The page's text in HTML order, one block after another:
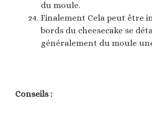
du moule.
Finalement Cela peut être
bords du cheesecake se
généralement du moule
Conseils :